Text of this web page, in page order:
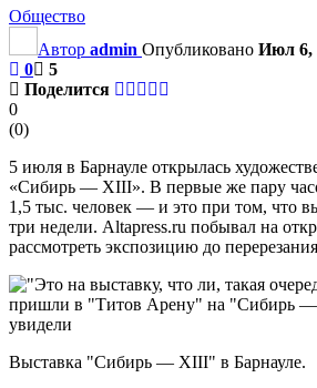
Общество
Автор admin Опубликовано Июл 6,
0
5
Поделится
0
(0)
5 июля в Барнауле открылась
«Сибирь — XIII». В первые же пару
1,5 тыс. человек — и это при том, что
три недели. Аltapress.ru побывал на
рассмотреть экспозицию до
Выставка "Сибирь — XIII" в Барнауле.